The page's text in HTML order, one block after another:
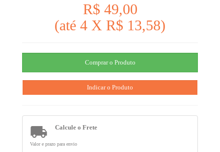
R$ 49,00
(até 4 X R$ 13,58)
 Calcule o Frete
Valor e prazo para envio